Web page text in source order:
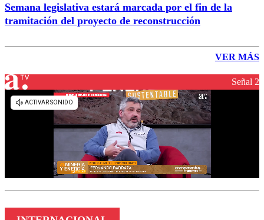
Semana legislativa estará marcada por el fin de la
tramitación del proyecto de reconstrucción
VER MÁS
Señal 2